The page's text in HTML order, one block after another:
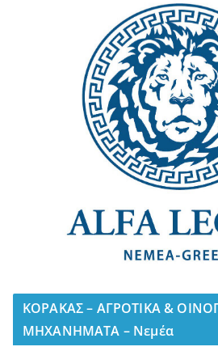
ΚΟΡΑΚΑΣ – ΑΓΡΟΤΙΚΑ &
ΜΗΧΑΝΗΜΑΤΑ – Νεμέα